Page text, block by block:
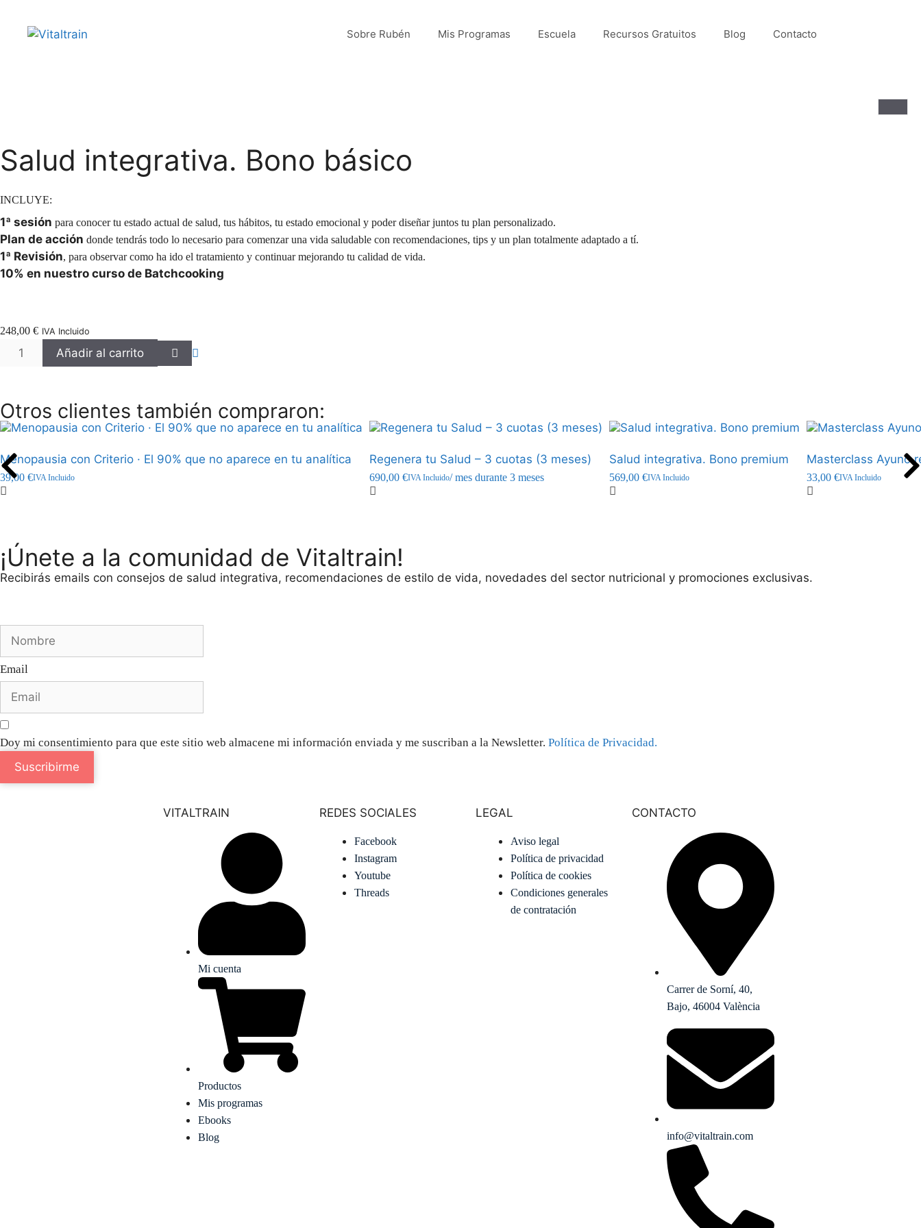
Sobre Rubén Mis Programas Escuela Recursos Gratuitos Blog Contacto
Salud integrativa. Bono básico
INCLUYE:
1ª sesión para conocer tu estado actual de salud, tus hábitos, tu estado emocional y poder diseñar juntos tu plan personalizado.
Plan de acción donde tendrás todo lo necesario para comenzar una vida saludable con recomendaciones, tips y un plan totalmente adaptado a tí.
1ª Revisión, para observar como ha ido el tratamiento y continuar mejorando tu calidad de vida.
10% en nuestro curso de Batchcooking
248,00 € IVA Incluido
Añadir al carrito
Otros clientes también compraron:
Menopausia con Criterio · El 90% que no aparece en tu analítica
39,00 €IVA Incluido
Regenera tu Salud – 3 cuotas (3 meses)
690,00 €IVA Incluido/ mes durante 3 meses
Salud integrativa. Bono premium
569,00 €IVA Incluido
Masterclass Ayuno
33,00 €IVA Incluido
¡Únete a la comunidad de Vitaltrain!
Recibirás emails con consejos de salud integrativa, recomendaciones de estilo de vida, novedades del sector nutricional y promociones exclusivas.
Email
Doy mi consentimiento para que este sitio web almacene mi información enviada y me suscriban a la Newsletter. Política de Privacidad.
Suscribirme
VITALTRAIN
Mi cuenta
Productos
Mis programas
Ebooks
Blog
REDES SOCIALES
Facebook
Instagram
Youtube
Threads
LEGAL
Aviso legal
Política de privacidad
Política de cookies
Condiciones generales
de contratación
CONTACTO
Carrer de Sorní, 40,
Bajo, 46004 València
info@vitaltrain.com